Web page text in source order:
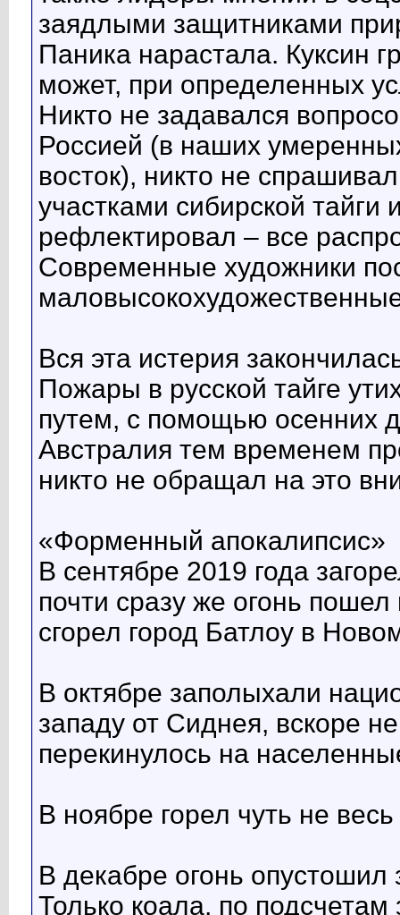
заядлыми защитниками
Паника нарастала. Куксин
может, при определенных
Никто не задавался
Россией (в наших
восток), никто не
участками сибирской тайги
рефлектировал – все
Современные художники
Вся эта истерия
Пожары в русской тайге
путем, с помощью осенних
Австралия тем временем
никто не обращал на это
«Форменный апокалипсис»
В сентябре 2019 года
почти сразу же огонь
сгорел город Батлоу в
В октябре заполыхали
западу от Сиднея, вскоре
перекинулось на
В ноябре горел чуть не
В декабре огонь опустошил
Только коала, по